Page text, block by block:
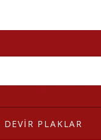
DEVİR PLAKLAR